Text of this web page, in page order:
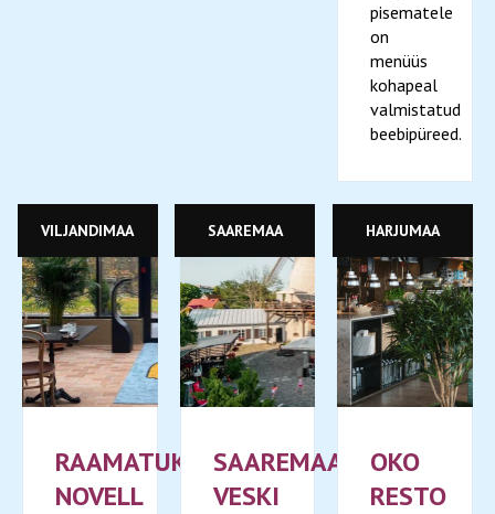
pisematele
on
menüüs
kohapeal
valmistatud
beebipüreed.
VILJANDIMAA
RAAMATUKOHVIK
NOVELL
SAAREMAA
SAAREMAA
VESKI
HARJUMAA
OKO
RESTO